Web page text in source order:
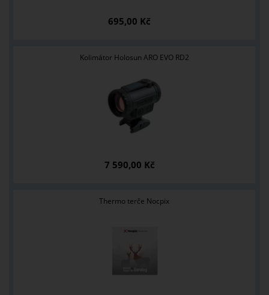
695,00 Kč
Kolimátor Holosun ARO EVO RD2
7 590,00 Kč
Thermo terče Nocpix